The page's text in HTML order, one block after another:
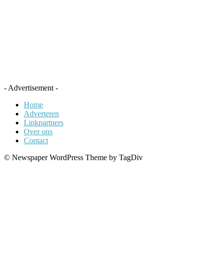
- Advertisement -
Home
Adverteren
Linkpartners
Over ons
Contact
© Newspaper WordPress Theme by TagDiv